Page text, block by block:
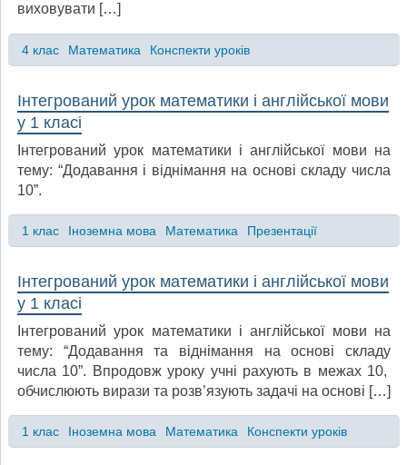
виховувати […]
4 клас Математика Конспекти уроків
Інтегрований урок математики і англійської мови
у 1 класі
Інтегрований урок математики і англійської мови на
тему: “Додавання і віднімання на основі складу числа
10”.
1 клас Іноземна мова Математика Презентації
Інтегрований урок математики і англійської мови
у 1 класі
Інтегрований урок математики і англійської мови на
тему: “Додавання та віднімання на основі складу
числа 10”. Впродовж уроку учні рахують в межах 10,
обчислюють вирази та розв’язують задачі на основі […]
1 клас Іноземна мова Математика Конспекти уроків